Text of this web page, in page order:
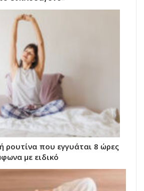
ρουτίνα που εγγυάται 8 ώρες
με ειδικό